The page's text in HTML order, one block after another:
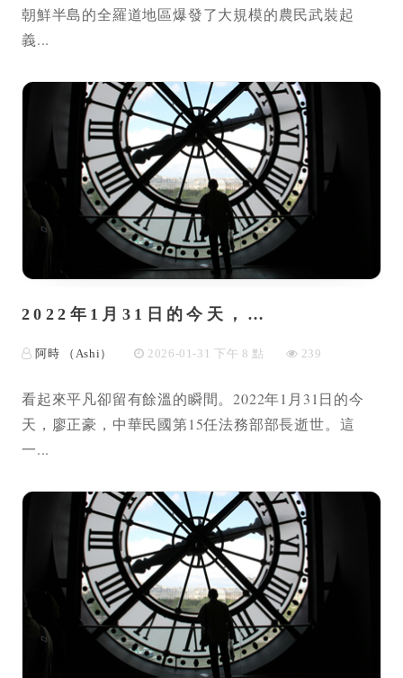
朝鮮半島的全羅道地區爆發了大規模的農民武裝起
義...
2022年1月31日的今天，…
阿時 （Ashi） 2026-01-31 下午 8 點 239
看起來平凡卻留有餘溫的瞬間。2022年1月31日的今
天，廖正豪，中華民國第15任法務部部長逝世。這
一...